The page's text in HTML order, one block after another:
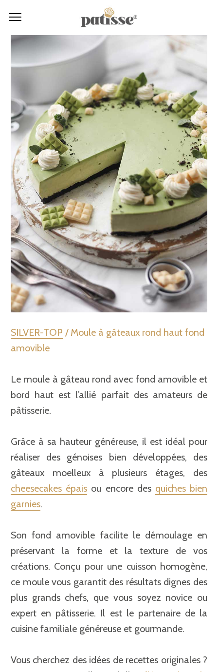
SILVER-TOP / Moule à gâteaux rond haut fond
amovible
Le moule à gâteau rond avec fond amovible et
bord haut est l’allié parfait des amateurs de
pâtisserie.
Grâce à sa hauteur généreuse, il est idéal pour
réaliser des génoises bien développées, des
gâteaux moelleux à plusieurs étages, des
cheesecakes épais ou encore des quiches bien
garnies.
Son fond amovible facilite le démoulage en
préservant la forme et la texture de vos
créations. Conçu pour une cuisson homogène,
ce moule vous garantit des résultats dignes des
plus grands chefs, que vous soyez novice ou
expert en pâtisserie. Il est le partenaire de la
cuisine familiale généreuse et gourmande.
Vous cherchez des idées de recettes originales ?